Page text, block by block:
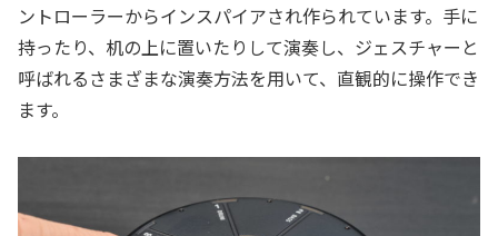
ントローラーからインスパイアされ作られています。手に
持ったり、机の上に置いたりして演奏し、ジェスチャーと
呼ばれるさまざまな演奏方法を用いて、直観的に操作でき
ます。